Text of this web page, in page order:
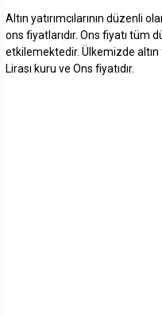
Altın yatırımcılarının düzenli
ons fiyatlarıdır. Ons fiyatı tüm
etkilemektedir. Ülkemizde
Lirası kuru ve Ons fiyatıdır.